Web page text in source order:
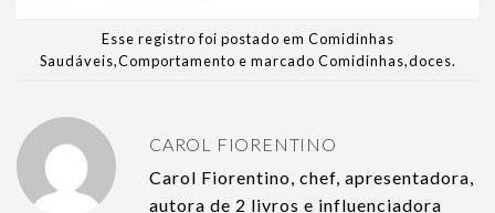
Esse registro foi postado em Comidinhas
Saudáveis,Comportamento e marcado Comidinhas,doces.
CAROL FIORENTINO
Carol Fiorentino, chef, apresentadora,
autora de 2 livros e influenciadora